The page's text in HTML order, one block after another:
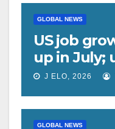
GLOBAL NEWS
US job
up in July;
rate
J ELO, 2026
GLOBAL NEWS